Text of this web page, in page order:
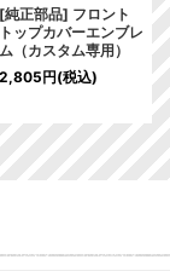
[純正部品] フロント
トップカバーエンブレ
ム（カスタム専用）
2,805円(税込)